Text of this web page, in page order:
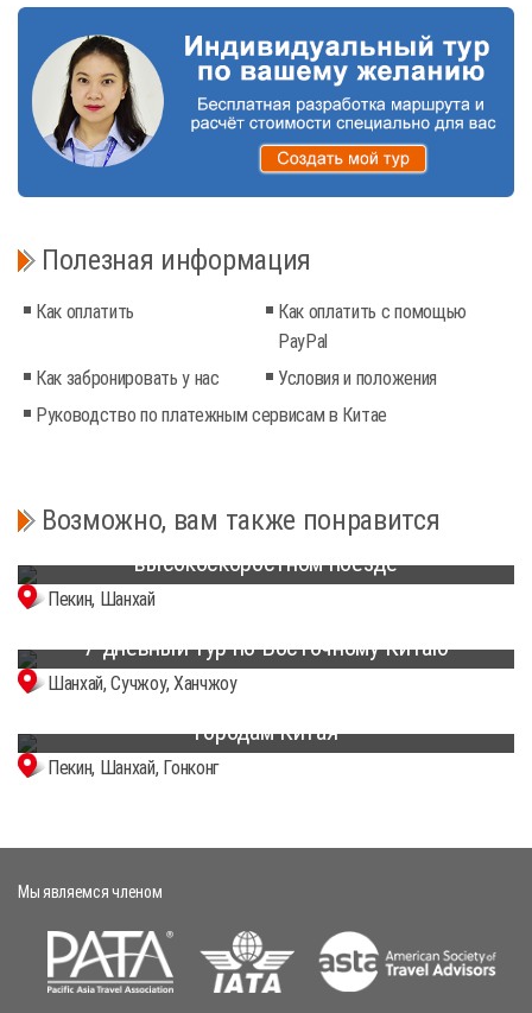
Полезная информация
Как оплатить
Как оплатить с помощью
PayPal
Как забронировать у нас
Условия и положения
Руководство по платежным сервисам в Китае
Возможно, вам также понравится
6-дневный тур из Пекина в Шанхай на
высокоскоростном поезде
Пекин, Шанхай
7-дневный тур по Восточному Китаю
Шанхай, Сучжоу, Ханчжоу
8-дневное лучшее путешествие по крупнейшим
городам Китая
Пекин, Шанхай, Гонконг
Мы являемся членом